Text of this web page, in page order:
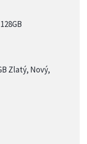
Zlatý, Nový,